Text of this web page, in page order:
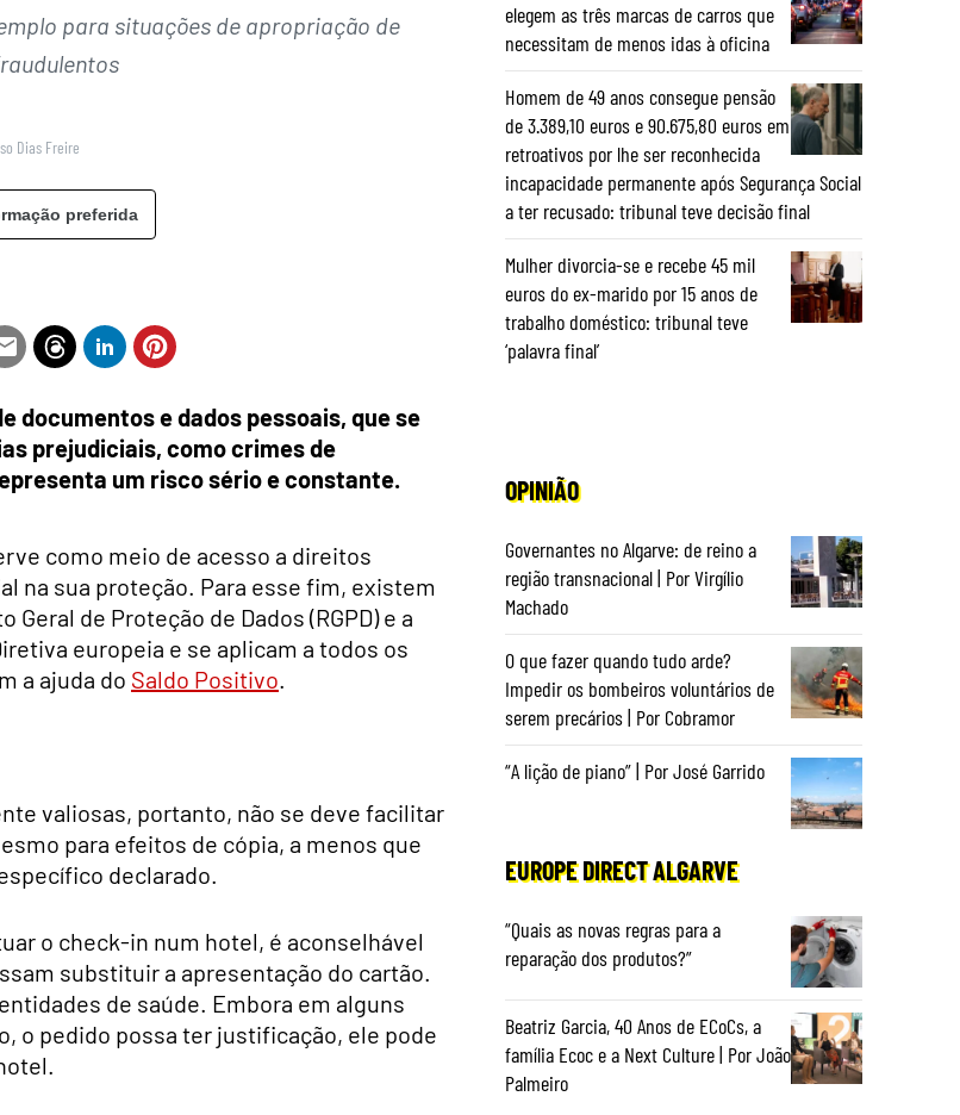
para situações de apropriação de
Dias Freire
preferida
e dados pessoais, que se
prejudiciais, como crimes de
um risco sério e constante.
como meio de acesso a direitos
na sua proteção. Para esse fim, existem
de Proteção de Dados (RGPD) e a
europeia e se aplicam a todos os
a ajuda do Saldo Positivo
valiosas, portanto, não se deve facilitar
para efeitos de cópia, a menos que
declarado.
o check-in num hotel, é aconselhável
substituir a apresentação do cartão.
de saúde. Embora em alguns
o pedido possa ter justificação, ele pode
elegem as três marcas de carros que
necessitam de menos idas à oficina
Homem de 49 anos consegue pensão
de 3.389,10 euros e 90.675,80 euros em
retroativos por lhe ser reconhecida
incapacidade permanente após Segurança Social
a ter recusado: tribunal teve decisão final
Mulher divorcia-se e recebe 45 mil
euros do ex-marido por 15 anos de
trabalho doméstico: tribunal teve
‘palavra final’
OPINIÃO
Governantes no Algarve: de reino a
região transnacional | Por Virgílio
Machado
O que fazer quando tudo arde?
Impedir os bombeiros voluntários de
serem precários | Por Cobramor
“A lição de piano” | Por José Garrido
EUROPE DIRECT ALGARVE
“Quais as novas regras para a
reparação dos produtos?”
Beatriz Garcia, 40 Anos de ECoCs, a
família Ecoc e a Next Culture | Por João
Palmeiro